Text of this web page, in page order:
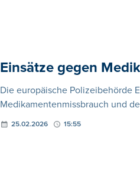
Einsätze gegen
Die europäische Polizeibehörde
Medikamentenmissbrauch und
25.02.2026 15:55